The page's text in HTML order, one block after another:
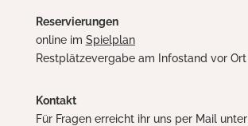
Reservierungen
online im Spielplan
Restplätzevergabe am Infostand vor Ort
Kontakt
Für Fragen erreicht ihr uns per Mail unter